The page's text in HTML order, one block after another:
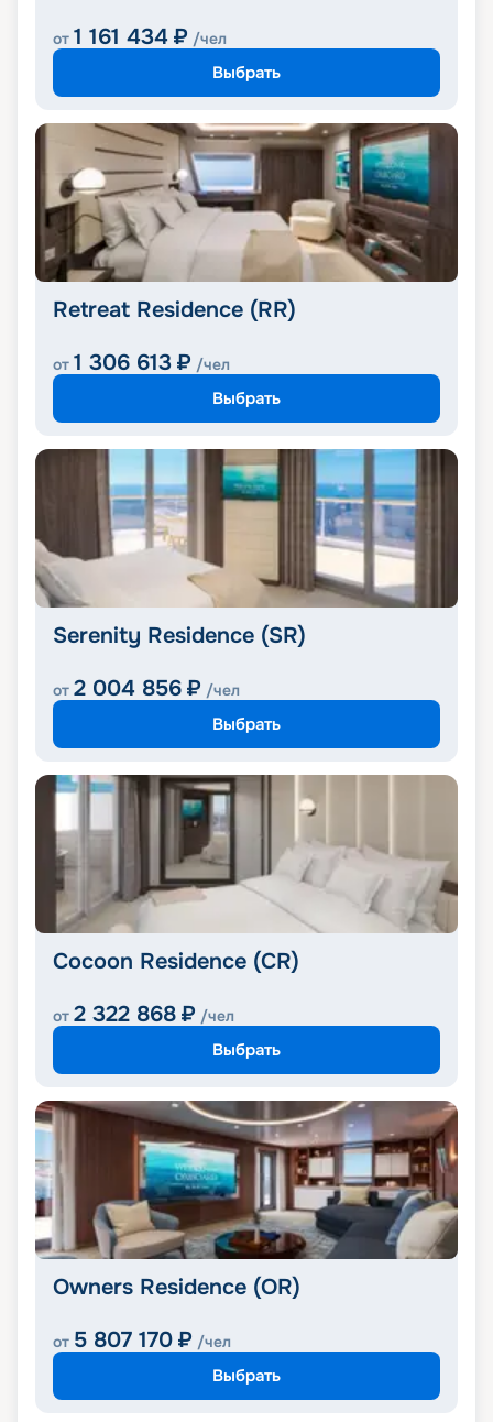
от 1 161 434 ₽ /чел
Выбрать
Retreat Residence (RR)
от 1 306 613 ₽ /чел
Выбрать
Serenity Residence (SR)
от 2 004 856 ₽ /чел
Выбрать
Cocoon Residence (CR)
от 2 322 868 ₽ /чел
Выбрать
Owners Residence (OR)
от 5 807 170 ₽ /чел
Выбрать